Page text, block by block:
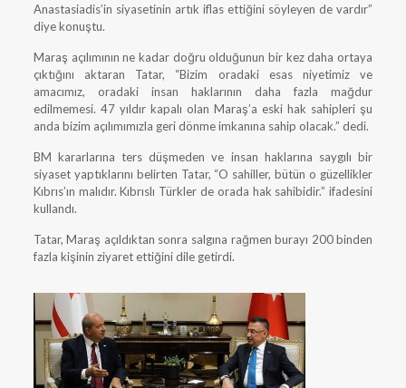
Anastasiadis’in siyasetinin artık iflas ettiğini söyleyen de vardır”
diye konuştu.
Maraş açılımının ne kadar doğru olduğunun bir kez daha ortaya
çıktığını aktaran Tatar, “Bizim oradaki esas niyetimiz ve
amacımız, oradaki insan haklarının daha fazla mağdur
edilmemesi. 47 yıldır kapalı olan Maraş’a eski hak sahipleri şu
anda bizim açılımımızla geri dönme imkanına sahip olacak.” dedi.
BM kararlarına ters düşmeden ve insan haklarına saygılı bir
siyaset yaptıklarını belirten Tatar, “O sahiller, bütün o güzellikler
Kıbrıs’ın malıdır. Kıbrıslı Türkler de orada hak sahibidir.” ifadesini
kullandı.
Tatar, Maraş açıldıktan sonra salgına rağmen burayı 200 binden
fazla kişinin ziyaret ettiğini dile getirdi.